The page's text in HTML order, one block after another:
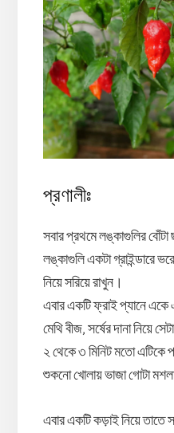
প্রণালীঃ
সবার প্রথমে লঙ্কাগুলির বোঁটা
লঙ্কাগুলি একটা গ্রাইন্ডারে
নিয়ে সরিয়ে রাখুন।
এবার একটি ফ্রাই প্যানে একে
মেথি বীজ, সর্ষের দানা নিয়ে
২ থেকে ৩ মিনিট মতো এটিকে
শুকনো খোলায় ভাজা গোটা
এবার একটি কড়াই নিয়ে তাতে